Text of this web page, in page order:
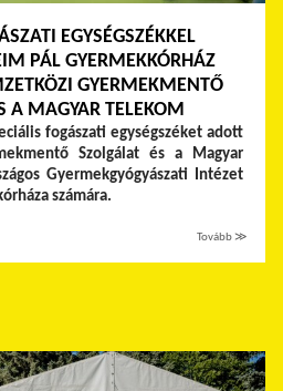
EGYSÉGSZÉKKEL
PÁL GYERMEKKÓRHÁZ
GYERMEKMENTŐ
A MAGYAR TELEKOM
fogászati egységszéket adott
Szolgálat és a Magyar
Gyermekgyógyászati Intézet
számára.
Tovább ≫